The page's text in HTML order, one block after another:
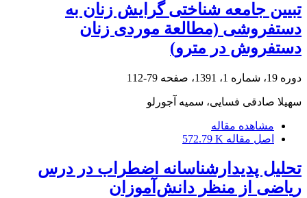
تبیین جامعه‏ شناختی گرایش زنان به
دست‏فروشی (مطالعة موردی زنان
دست‏فروش در مترو)
دوره 19، شماره 1، 1391، صفحه 79-112
سهیلا صادقی فسایی، سمیه آجورلو
مشاهده مقاله
اصل مقاله 572.79 K
تحلیل پدیدارشناسانه اضطراب در درس
ریاضی از منظر دانش‌آموزان